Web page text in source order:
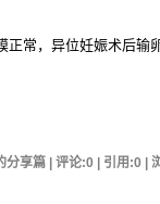
常，异位妊娠术后输
享篇 | 评论:0 | 引用:0 |